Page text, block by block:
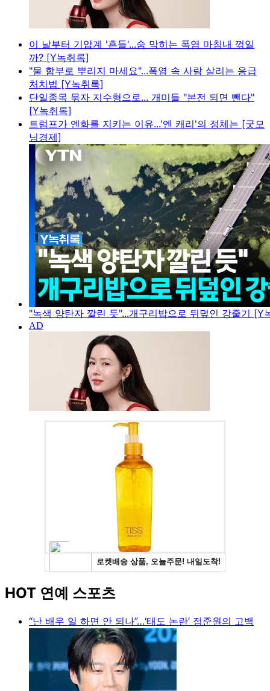
이 날부터 기압계 '흔들'...숨 막히는 폭염 마침내 꺾일
까? [Y녹취록]
"물 함부로 뿌리지 마세요"...폭염 속 사람 살리는 응급
처치법 [Y녹취록]
단일종목 묶자 지수형으로... 개미들 "본전 되면 뺀다"
[Y녹취록]
트럼프가 엔화를 지키는 이유...'엔 캐리'의 정체는 [굿모
닝경제]
"녹색 양탄자 깔린 듯"...개구리밥으로 뒤덮인 강줄기 [Y
HOT 연예 스포츠
“난 배우 일 하면 안 되나”…‘태도 논란’ 정준원의 고백